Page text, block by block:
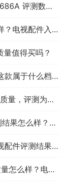
【真的坑吗】入手分享 BrateckLPA57-686A 评测数据怎么样，买电视配件必看质量系列！
【讨论真相】督朗WM007-5 质量怎么样？电视配件入手评测到底要不要买！
值得买吗？
【买前须知】电视配件中 NB电视挂架 这款属于什么档次？分析性价比质量怎么样！
达人爆料电视配件贝石DJ03-1怎么样的质量，评测为什么这样？
【开箱解读】cnyfTS007A电视配件评测结果怎么样？不值得买吗？
「一定要了解」NBAVT1800-65-2A电视配件评测结果怎么样？不值得买吗？
【真相解读】多奈屋电视置物架06 的质量怎么样？电视配件 使用效果评测揭秘，不看后悔